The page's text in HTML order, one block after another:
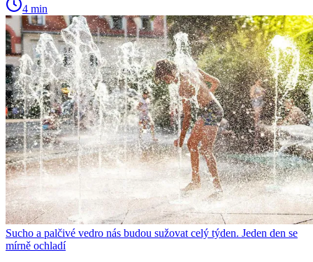
4 min
Sucho a palčivé vedro nás budou sužovat celý týden. Jeden den se
mírně ochladí